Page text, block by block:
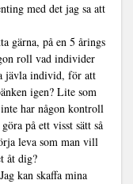
med det jag sa att
gärna, på en 5 årings
roll vad individer
jävla individ, för att
igen? Lite som
har någon kontroll
på ett visst sätt så
leva som man vill
åt dig?
kan skaffa mina